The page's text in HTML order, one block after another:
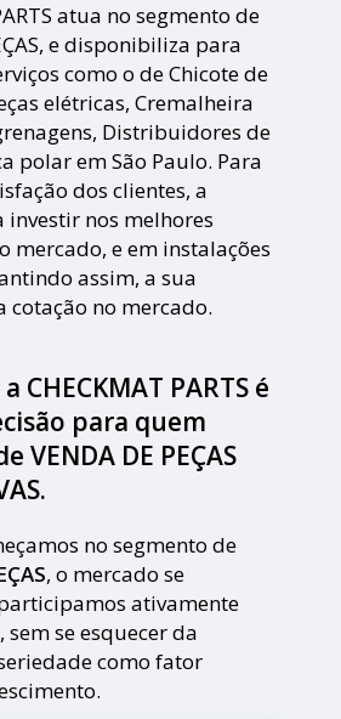
atua no segmento de
e disponibiliza para
como o de Chicote de
elétricas, Cremalheira
Distribuidores de
polar em São Paulo. Para
dos clientes, a
investir nos melhores
mercado, e em instalações
assim, a sua
cotação no mercado.
CHECKMAT PARTS é
para quem
VENDA DE PEÇAS
no segmento de
, o mercado se
ativamente
sem se esquecer da
como fator